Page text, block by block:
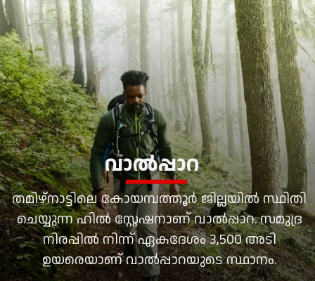
തമിഴ്‌നാട്ടിലെ കോയമ്പത്തൂര്‍ ജില്ലയില്‍ സ്ഥിതി
ചെയ്യുന്ന ഹില്‍ സ്റ്റേഷനാണ് വാല്‍പ്പാറ. സമുദ്ര
നിരപ്പില്‍ നിന്ന് ഏകദേശം 3,500 അടി
ഉയരെയാണ് വാല്‍പ്പാറയുടെ സ്ഥാനം.
വാല്‍പ്പാറ